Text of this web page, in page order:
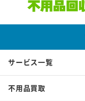
サービス一覧
不用品買取